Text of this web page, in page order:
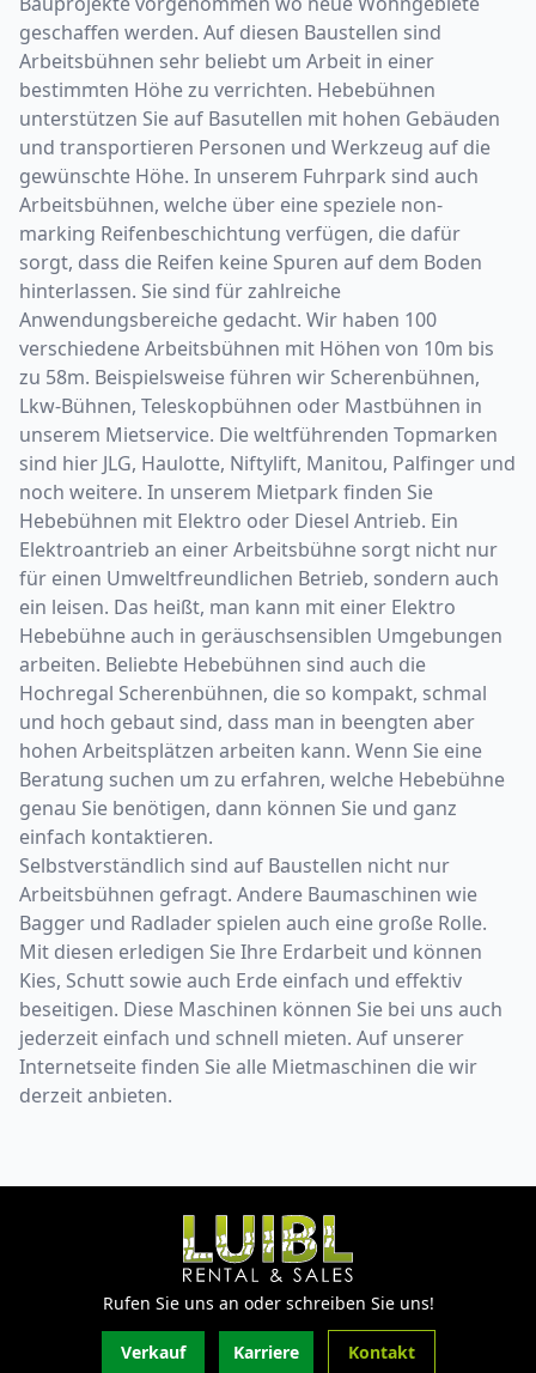
geschaffen werden. Auf diesen Baustellen sind
Arbeitsbühnen sehr beliebt um Arbeit in einer
bestimmten Höhe zu verrichten. Hebebühnen
unterstützen Sie auf Basutellen mit hohen Gebäuden
und transportieren Personen und Werkzeug auf die
gewünschte Höhe. In unserem Fuhrpark sind auch
Arbeitsbühnen, welche über eine speziele non-
marking Reifenbeschichtung verfügen, die dafür
sorgt, dass die Reifen keine Spuren auf dem Boden
hinterlassen. Sie sind für zahlreiche
Anwendungsbereiche gedacht. Wir haben 100
verschiedene Arbeitsbühnen mit Höhen von 10m bis
zu 58m. Beispielsweise führen wir Scherenbühnen,
Lkw-Bühnen, Teleskopbühnen oder Mastbühnen in
unserem Mietservice. Die weltführenden Topmarken
sind hier JLG, Haulotte, Niftylift, Manitou, Palfinger und
noch weitere. In unserem Mietpark finden Sie
Hebebühnen mit Elektro oder Diesel Antrieb. Ein
Elektroantrieb an einer Arbeitsbühne sorgt nicht nur
für einen Umweltfreundlichen Betrieb, sondern auch
ein leisen. Das heißt, man kann mit einer Elektro
Hebebühne auch in geräuschsensiblen Umgebungen
arbeiten. Beliebte Hebebühnen sind auch die
Hochregal Scherenbühnen, die so kompakt, schmal
und hoch gebaut sind, dass man in beengten aber
hohen Arbeitsplätzen arbeiten kann. Wenn Sie eine
Beratung suchen um zu erfahren, welche Hebebühne
genau Sie benötigen, dann können Sie und ganz
einfach kontaktieren.
Selbstverständlich sind auf Baustellen nicht nur
Arbeitsbühnen gefragt. Andere Baumaschinen wie
Bagger und Radlader spielen auch eine große Rolle.
Mit diesen erledigen Sie Ihre Erdarbeit und können
Kies, Schutt sowie auch Erde einfach und effektiv
beseitigen. Diese Maschinen können Sie bei uns auch
jederzeit einfach und schnell mieten. Auf unserer
Internetseite finden Sie alle Mietmaschinen die wir
derzeit anbieten.
Rufen Sie uns an oder schreiben Sie uns!
Verkauf Karriere Kontakt